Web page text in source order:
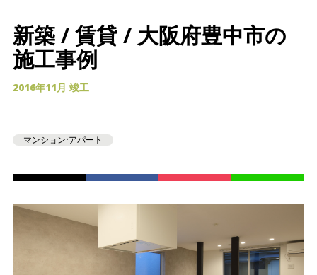
新築 / 賃貸 / 大阪府豊中市の
施工事例
2016年11月 竣工
マンション•アパート